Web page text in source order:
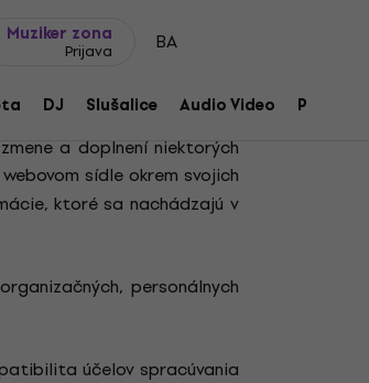
Muziker zona
Prijava BA
DJ Slušalice Audio Video Pribor
679 z 27. apríla 2016 o
95/46/ES (všeobecné
a doplnení niektorých
sídle okrem svojich
ktoré sa nachádzajú v
personálnych
účelov spracúvania